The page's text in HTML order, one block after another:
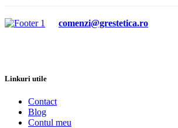
comenzi@grestetica.ro
Linkuri utile
Contact
Blog
Contul meu